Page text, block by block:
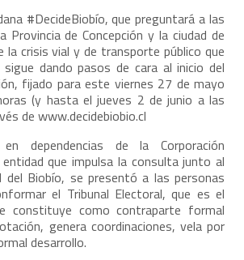
#DecideBiobío, que preguntará a las
Provincia de Concepción y la ciudad de
la crisis vial y de transporte público que
dando pasos de cara al inicio del
fijado para este viernes 27 de mayo
(y hasta el jueves 2 de junio a las
de www.decidebiobio.cl
dependencias de la Corporación
que impulsa la consulta junto al
del Biobío, se presentó a las personas
el Tribunal Electoral, que es el
constituye como contraparte formal
genera coordinaciones, vela por
desarrollo.